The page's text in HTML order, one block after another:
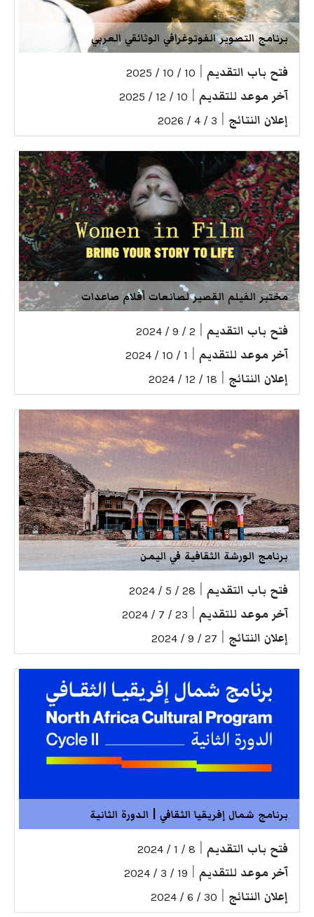
برنامج التصوير الفوتوغرافي الوثائقي العربي
فتح باب التقديم 10 / 10 / 2025
آخر موعد للتقديم 10 / 12 / 2025
إعلان النتائج 3 / 4 / 2026
مختبر الفيلم القصير لصانعات أفلام صاعدات
فتح باب التقديم 2 / 9 / 2024
آخر موعد للتقديم 1 / 10 / 2024
إعلان النتائج 18 / 12 / 2024
برنامج الورشة الثقافية في اليمن
فتح باب التقديم 28 / 5 / 2024
آخر موعد للتقديم 23 / 7 / 2024
إعلان النتائج 27 / 9 / 2024
برنامج شمال إفريقيا الثقافي | الدورة الثانية
فتح باب التقديم 8 / 1 / 2024
آخر موعد للتقديم 19 / 3 / 2024
إعلان النتائج 30 / 6 / 2024